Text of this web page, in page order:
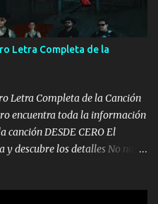
que me agarran el colmillo
Al tiro esta la PrimiZa
doy la mano al que su amigo y
me paran aquí hay pa más
topar pues no hay de otra...
Letra Completa de la
Letra Completa de la Canción
encuentra toda la información
canción DESDE CERO El
descubre los detalles No nací